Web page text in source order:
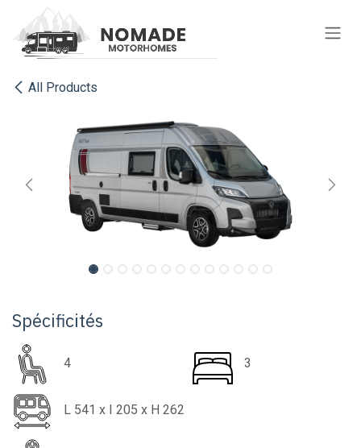
All Products
Spécificités
4 3
L 541 x I 205 x H 262